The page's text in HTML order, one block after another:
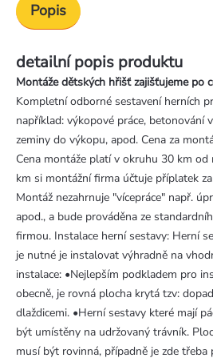
Popis
detailní popis produktu
Montáže dětských hřišť zajišťujeme po
Kompletní odborné sestavení herních
například: výkopové práce, betonování
zeminy do výkopu, apod. Cena za
Cena montáže platí v okruhu 30 km
km si montážní firma účtuje příplatek
Montáž nezahrnuje "vícepráce" např.
apod., a bude prováděna ze
firmou. Instalace herní sestavy: Herní
je nutné je instalovat výhradně na
instalace: •Nejlepším podkladem pro
obecně, je rovná plocha krytá tzv:
dlaždicemi. •Herní sestavy které mají
být umístěny na udržovaný trávník.
musí být rovinná, případně je zde třeba